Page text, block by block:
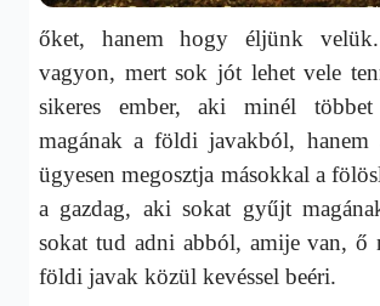
őket, hanem hogy éljünk
vagyon, mert sok jót lehet vele
sikeres ember, aki minél
magának a földi javakból, hanem
ügyesen megosztja másokkal a
a gazdag, aki sokat gyűjt
sokat tud adni abból, amije van, ő
földi javak közül kevéssel beéri.